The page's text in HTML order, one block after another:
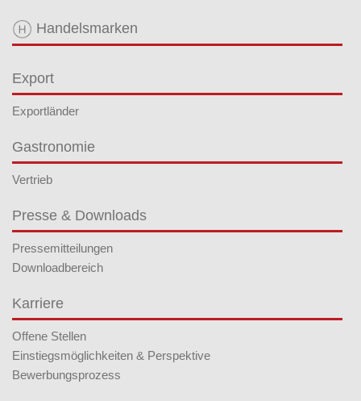
Handelsmarken
Export
Exportländer
Gastronomie
Vertrieb
Presse & Downloads
Pressemitteilungen
Downloadbereich
Karriere
Offene Stellen
Einstiegsmöglichkeiten & Perspektive
Bewerbungsprozess